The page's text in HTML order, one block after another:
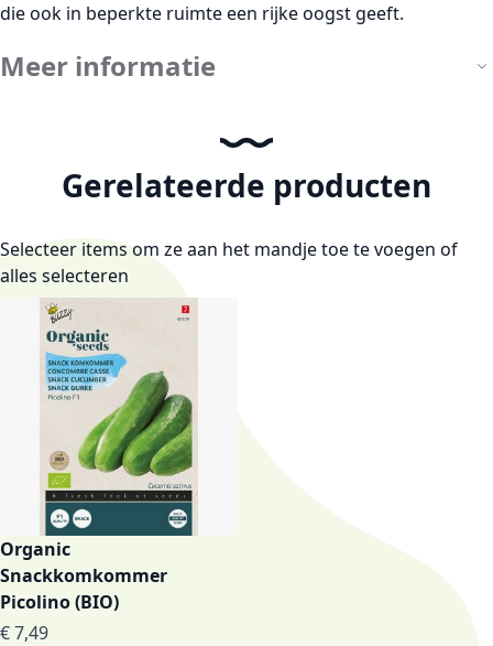
die ook in beperkte ruimte een rijke oogst geeft.
Meer informatie
Gerelateerde producten
Selecteer items om ze aan het mandje toe te voegen of
alles selecteren
Organic
Snackkomkommer
Picolino (BIO)
€ 7,49